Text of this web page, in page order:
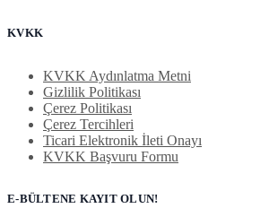
KVKK
KVKK Aydınlatma Metni
Gizlilik Politikası
Çerez Politikası
Çerez Tercihleri
Ticari Elektronik İleti Onayı
KVKK Başvuru Formu
E-BÜLTENE KAYIT OLUN!